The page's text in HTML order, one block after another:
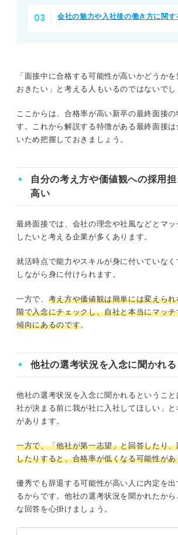
会社の魅力や入社後の働き方に関す
「面接中に合格する可能性が高いかどうか
おきたい」と考える人もいるのではないでし
ここからは、合格率が高い新卒の最終面接の
す。これから解説する特徴がある最終面接
いため把握しておきましょう。
自分の考え方や価値観への採用
高い
最終面接では、会社の理念や社風などとマ
したいと考える企業が多くあります。
就活時点で能力やスキルが身に付いていな
しながら身に付けられます。
一方で、 考え方や価値観は簡単には変えら
階で入念にチェックし、自社と本当にマッ
傾向にあるのです。
他社の選考状況を入念に聞かれる
他社の選考状況を入念に聞かれるというこ
社が決まる前に我が社に入社してほしい」
があります。
一方で、「他社が第一志望」と回答したり
したりすると、合格率が低くなる可能性が
優秀でも辞退する可能性が高い人に内定を
るからです。他社の選考状況を聞かれたか
な回答を心掛けましょう。